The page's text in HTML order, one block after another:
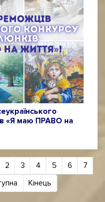
«Я маю ПРАВО на
2 3 4 5 6
7
Кінець